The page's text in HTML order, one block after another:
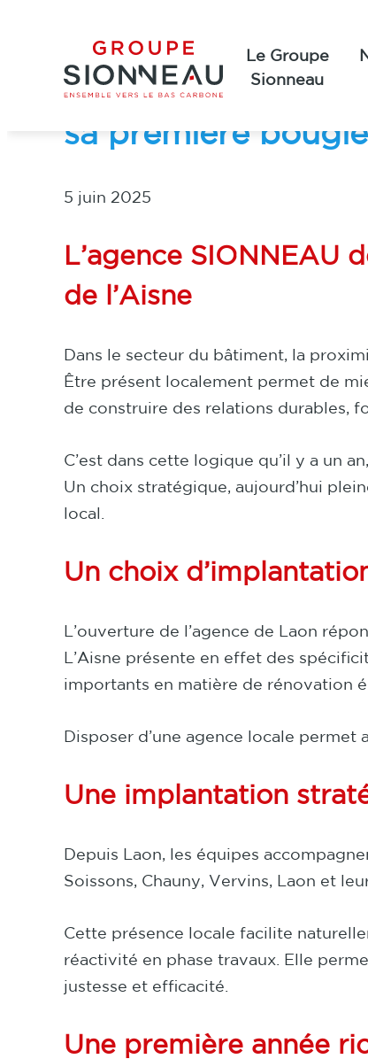
contenu
Le Groupe
Sionneau
Un an
sa première bougie
5 juin 2025
L’agence SIONNEAU
de l’Aisne
Dans le secteur du bâtiment, la
Être présent localement permet de
de construire des relations durables,
C’est dans cette logique qu’il y a un
Un choix stratégique, aujourd’hui
local.
Un choix
L’ouverture de l’agence de Laon
L’Aisne présente en effet des
importants en matière de rénovation
Disposer d’une agence locale permet
Une implantation
Depuis Laon, les équipes
Soissons, Chauny, Vervins, Laon et
Cette présence locale facilite
réactivité en phase travaux. Elle
justesse et efficacité.
Une première année